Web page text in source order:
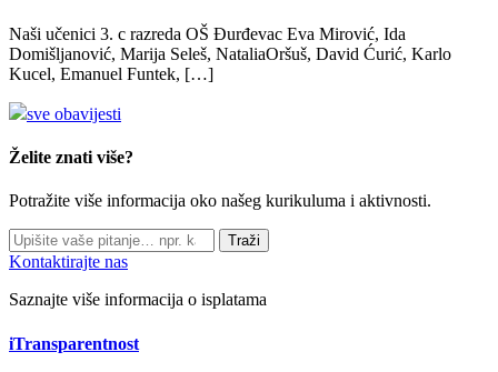
Naši učenici 3. c razreda OŠ Đurđevac Eva Mirović, Ida
Domišljanović, Marija Seleš, NataliaOršuš, David Ćurić, Karlo
Kucel, Emanuel Funtek, […]
sve obavijesti
Želite znati više?
Potražite više informacija oko našeg kurikuluma i aktivnosti.
Traži
Kontaktirajte nas
Saznajte više informacija o isplatama
iTransparentnost